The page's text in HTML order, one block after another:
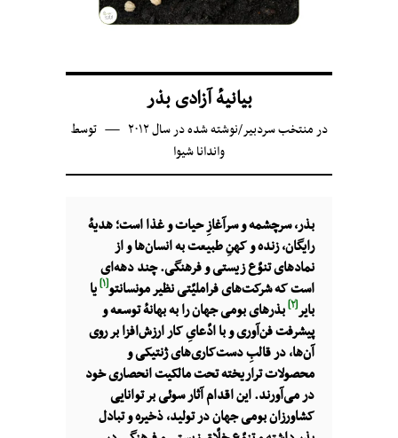
بیانیهٔ آزادی بذر
درمنتخب سردبیر/نوشته شده در سال ۲۰۱۲
توسط
واندانا شیوا
بذر، سرچشمه‌ و سرآغازِ حیات و غذا است؛ هدیهٔ
رایگان، زنده و کهنِ طبیعت به انسان‌ها و از
نمادهای تنوّع زیستی و فرهنگی. چند دهه‌ای
است که شرکت‌های فراملیّتی نظیر مونسانتو[۱]یا
بایر[۲]بذرهای بومی جهان را به بهانهٔ توسعه و
پیشرفت فن‌آوری و با ادّعایِ کار ارزش‌افزا بر روی
آن‌ها، در قالبِ دست‌کاری‌های ژنتیکی و
محصولات تراریخته تحت مالکیت انحصاری خود
در می‌آورند. این اقدام آثار سوئی بر توانایی
کشاورزان بومی جهان در تولید، ذخیره و تبادل